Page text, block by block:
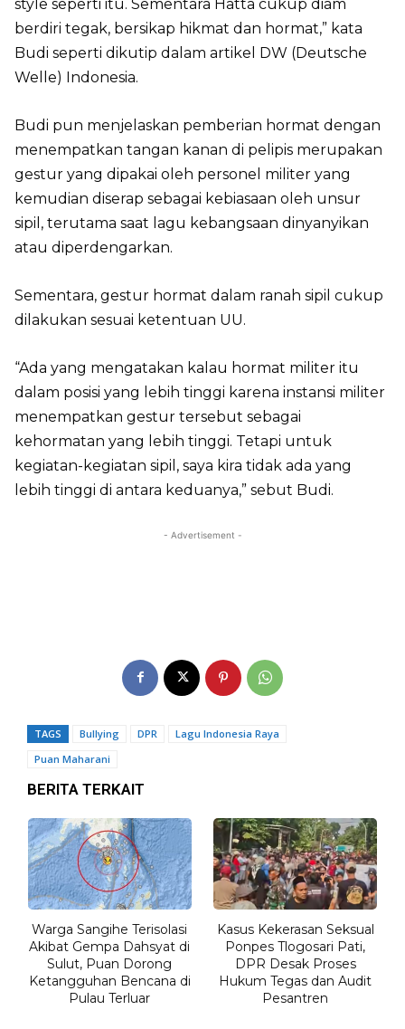
style seperti itu. Sementara Hatta cukup diam
berdiri tegak, bersikap hikmat dan hormat,” kata
Budi seperti dikutip dalam artikel DW (Deutsche
Welle) Indonesia.
Budi pun menjelaskan pemberian hormat dengan
menempatkan tangan kanan di pelipis merupakan
gestur yang dipakai oleh personel militer yang
kemudian diserap sebagai kebiasaan oleh unsur
sipil, terutama saat lagu kebangsaan dinyanyikan
atau diperdengarkan.
Sementara, gestur hormat dalam ranah sipil cukup
dilakukan sesuai ketentuan UU.
“Ada yang mengatakan kalau hormat militer itu
dalam posisi yang lebih tinggi karena instansi militer
menempatkan gestur tersebut sebagai
kehormatan yang lebih tinggi. Tetapi untuk
kegiatan-kegiatan sipil, saya kira tidak ada yang
lebih tinggi di antara keduanya,” sebut Budi.
- Advertisement -
TAGS Bullying DPR
Lagu Indonesia Raya
Puan Maharani
BERITA TERKAIT
Warga Sangihe Terisolasi
Akibat Gempa Dahsyat di
Sulut, Puan Dorong
Ketangguhan Bencana di
Pulau Terluar
Kasus Kekerasan Seksual
Ponpes Tlogosari Pati,
DPR Desak Proses
Hukum Tegas dan Audit
Pesantren